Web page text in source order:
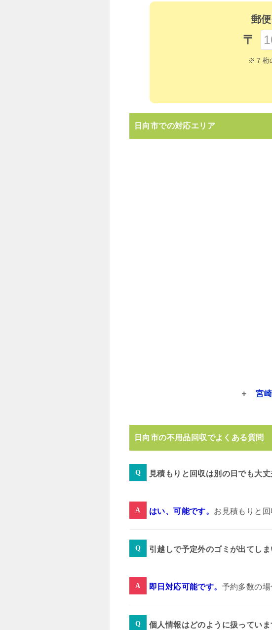
郵
〒
※７桁
日向市での対応エリア
宮
日向市の不用品回収でよくある質問
見積もりと回収は別の日でも大丈
はい、可能です。 お見積もりと
引越しで予定外のゴミが出てし
即日対応可能です。 予約多数の
個人情報はどのように扱っていま